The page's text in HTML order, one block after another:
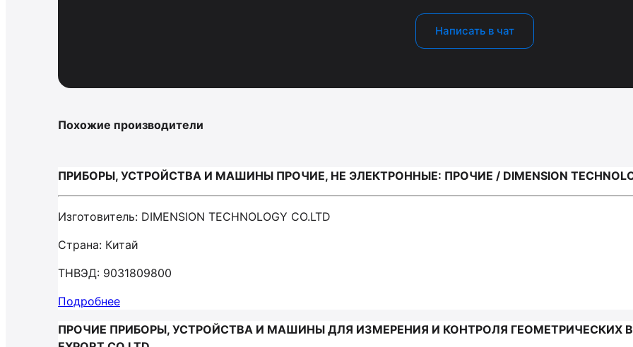
Написать в чат
Похожие производители
ПРИБОРЫ, УСТРОЙСТВА И МАШИНЫ ПРОЧИЕ, НЕ ЭЛЕКТРОННЫЕ: ПРОЧИЕ / DIMENSION
Изготовитель: DIMENSION TECHNOLOGY CO.LTD
Страна: Китай
ТНВЭД: 9031809800
Подробнее
ПРОЧИЕ ПРИБОРЫ, УСТРОЙСТВА И МАШИНЫ ДЛЯ ИЗМЕРЕНИЯ И КОНТРОЛЯ ГЕОМЕТРИЧЕСКИХ